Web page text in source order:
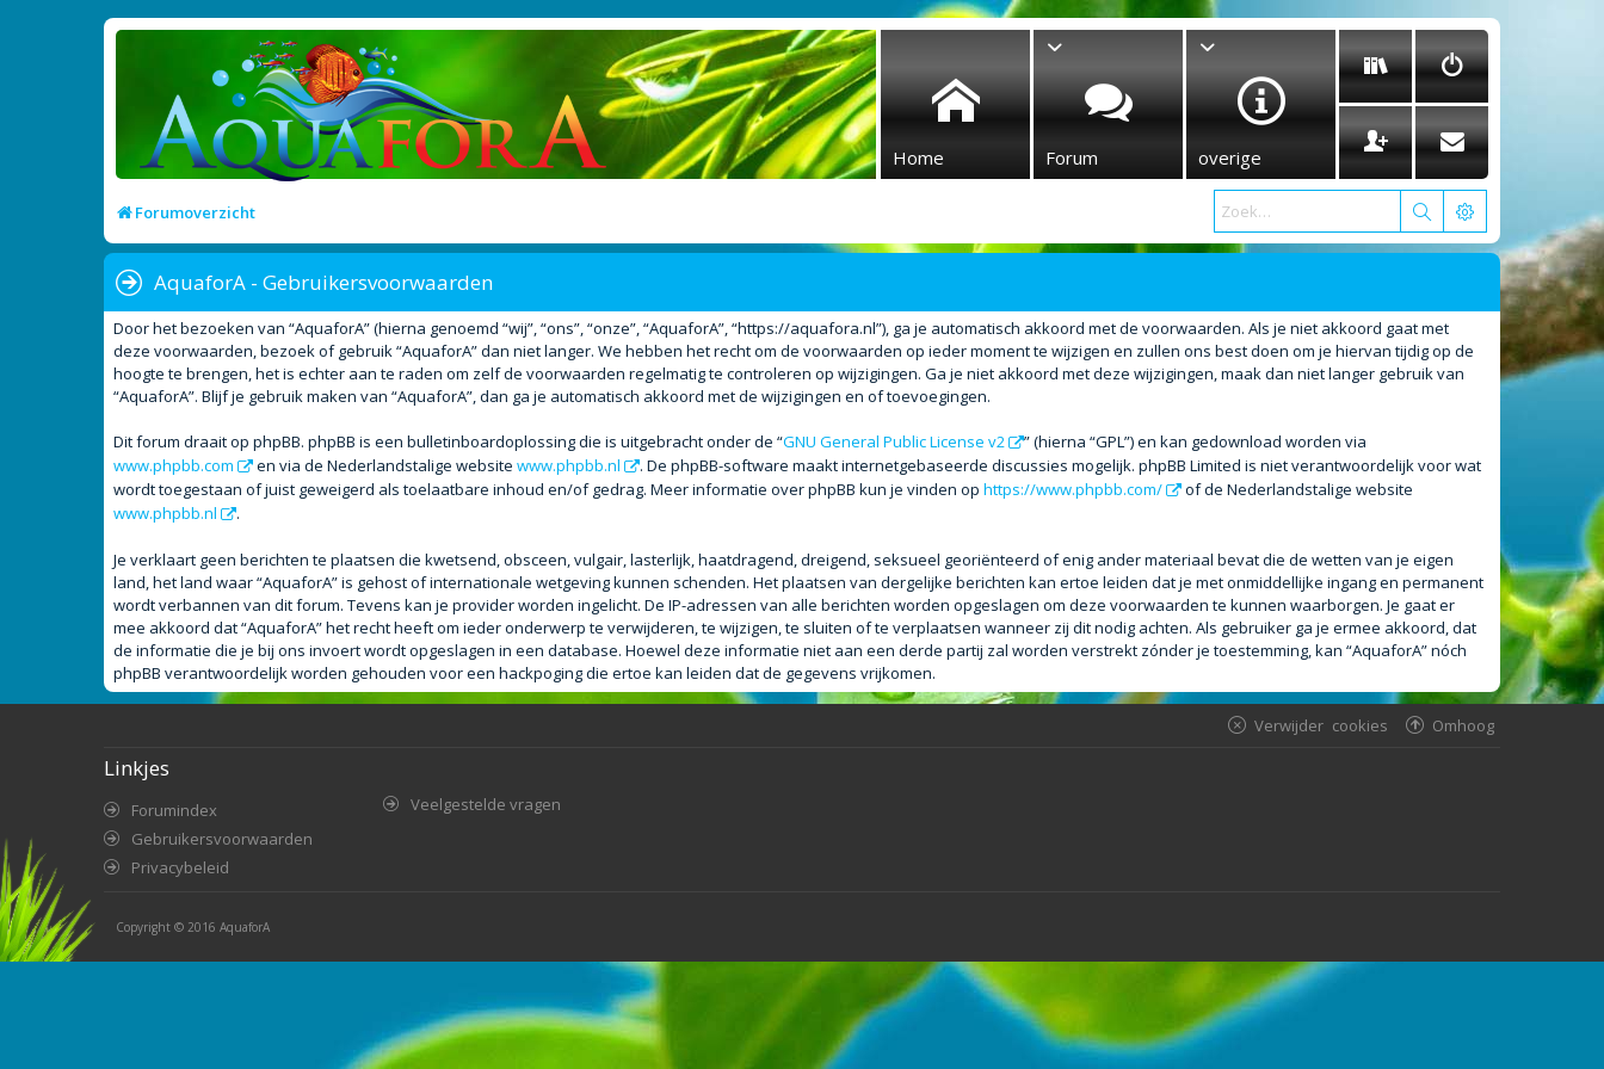
Home Forum overige
Forumoverzicht
AquaforA - Gebruikersvoorwaarden
Door het bezoeken van “AquaforA” (hierna genoemd “wij”, “ons”, “onze”, “AquaforA”, “https://aquafora.nl”), ga je automatisch akkoord met de voorwaarden. Als je niet akkoord gaat met
deze voorwaarden, bezoek of gebruik “AquaforA” dan niet langer. We hebben het recht om de voorwaarden op ieder moment te wijzigen en zullen ons best doen om je hiervan tijdig op de
hoogte te brengen, het is echter aan te raden om zelf de voorwaarden regelmatig te controleren op wijzigingen. Ga je niet akkoord met deze wijzigingen, maak dan niet langer gebruik van
“AquaforA”. Blijf je gebruik maken van “AquaforA”, dan ga je automatisch akkoord met de wijzigingen en of toevoegingen.
Dit forum draait op phpBB. phpBB is een bulletinboardoplossing die is uitgebracht onder de “GNU General Public License v2
” (hierna “GPL”) en kan gedownload worden via
www.phpbb.com
en via de Nederlandstalige website www.phpbb.nl
. De phpBB-software maakt internetgebaseerde discussies mogelijk. phpBB Limited is niet verantwoordelijk voor wat
wordt toegestaan of juist geweigerd als toelaatbare inhoud en/of gedrag. Meer informatie over phpBB kun je vinden op https://www.phpbb.com/
of de Nederlandstalige website
www.phpbb.nl
.
Je verklaart geen berichten te plaatsen die kwetsend, obsceen, vulgair, lasterlijk, haatdragend, dreigend, seksueel georiënteerd of enig ander materiaal bevat die de wetten van je eigen
land, het land waar “AquaforA” is gehost of internationale wetgeving kunnen schenden. Het plaatsen van dergelijke berichten kan ertoe leiden dat je met onmiddellijke ingang en permanent
wordt verbannen van dit forum. Tevens kan je provider worden ingelicht. De IP-adressen van alle berichten worden opgeslagen om deze voorwaarden te kunnen waarborgen. Je gaat er
mee akkoord dat “AquaforA” het recht heeft om ieder onderwerp te verwijderen, te wijzigen, te sluiten of te verplaatsen wanneer zij dit nodig achten. Als gebruiker ga je ermee akkoord, dat
de informatie die je bij ons invoert wordt opgeslagen in een database. Hoewel deze informatie niet aan een derde partij zal worden verstrekt zónder je toestemming, kan “AquaforA” nóch
phpBB verantwoordelijk worden gehouden voor een hackpoging die ertoe kan leiden dat de gegevens vrijkomen.
Omhoog
Verwijder cookies
Linkjes
Forumindex
Gebruikersvoorwaarden
Privacybeleid
Veelgestelde vragen
Copyright © 2016 AquaforA